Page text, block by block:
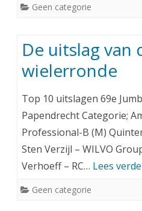
Geen categorie
De uitslag van
wielerronde
Top 10 uitslagen 69e
Papendrecht Categorie;
Professional-B (M)
Sten Verzijl – WILVO
Verhoeff – RC… Lees
Geen categorie